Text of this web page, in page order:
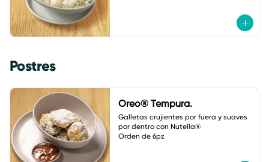
Postres
Oreo® Tempura.
Galletas crujientes por fuera y suaves
por dentro con Nutella®
Orden de 6pz